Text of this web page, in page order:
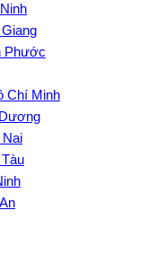
Phước
Chí Minh
Nai